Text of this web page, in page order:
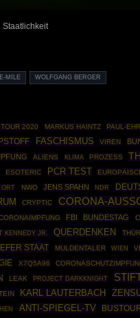
MILE WOLFGANG BERGER
2020 MARKUS HAINTZ PAUL-
FASCHISMUS VIREN
ALIENS KLIMA PROZESS
ESOTERIC PCR TEST
NWO JENS SPAHN NDR
CRYPTIC CORONA-
FBI BUNDESTAG
KENNEDY JR. QUERDENKEN
STAAT MULDENTALER WIEN
X7Q5A96
LEAK PROJECT DARKKNIGHT
KARL LAUTERBACH
ANTI-SPIEGEL-TV